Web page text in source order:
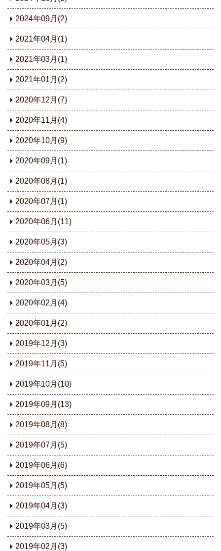
2024年09月(2)
2021年04月(1)
2021年03月(1)
2021年01月(2)
2020年12月(7)
2020年11月(4)
2020年10月(9)
2020年09月(1)
2020年08月(1)
2020年07月(1)
2020年06月(11)
2020年05月(3)
2020年04月(2)
2020年03月(5)
2020年02月(4)
2020年01月(2)
2019年12月(3)
2019年11月(5)
2019年10月(10)
2019年09月(13)
2019年08月(8)
2019年07月(5)
2019年06月(6)
2019年05月(5)
2019年04月(3)
2019年03月(5)
2019年02月(3)